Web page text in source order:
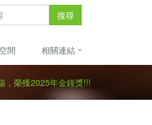
搜尋
間 相關連結
，榮獲2025年金鐘獎!!!